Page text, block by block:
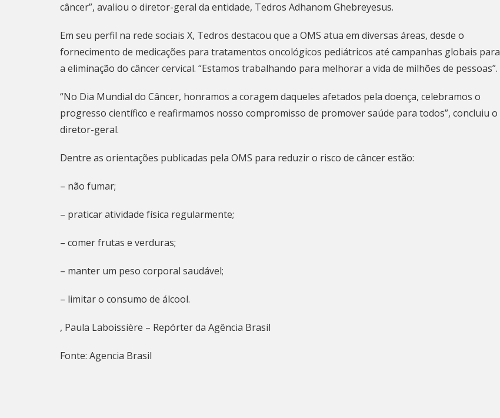
câncer”, avaliou o diretor-geral da entidade, Tedros Adhanom Ghebreyesus.
Em seu perfil na rede sociais X, Tedros destacou que a OMS atua em diversas áreas, desde o
fornecimento de medicações para tratamentos oncológicos pediátricos até campanhas globais para
a eliminação do câncer cervical. “Estamos trabalhando para melhorar a vida de milhões de pessoas”.
“No Dia Mundial do Câncer, honramos a coragem daqueles afetados pela doença, celebramos o
progresso científico e reafirmamos nosso compromisso de promover saúde para todos”, concluiu o
diretor-geral.
Dentre as orientações publicadas pela OMS para reduzir o risco de câncer estão:
– não fumar;
– praticar atividade física regularmente;
– comer frutas e verduras;
– manter um peso corporal saudável;
– limitar o consumo de álcool.
, Paula Laboissière – Repórter da Agência Brasil
Fonte: Agencia Brasil